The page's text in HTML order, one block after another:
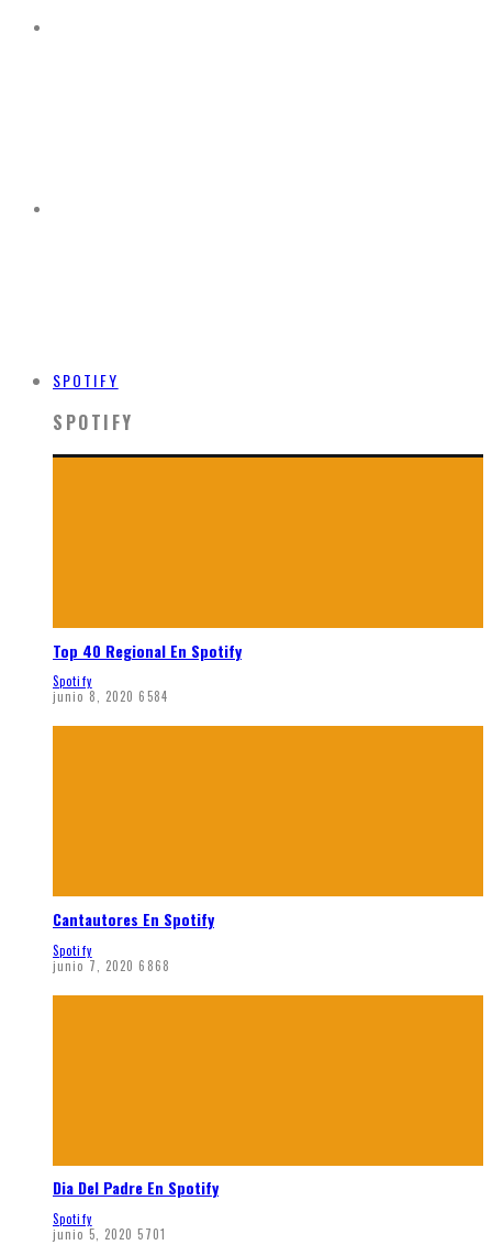
SPOTIFY
SPOTIFY
Top 40 Regional En Spotify
Spotify
junio 8, 2020 6584
Cantautores En Spotify
Spotify
junio 7, 2020 6868
Dia Del Padre En Spotify
Spotify
junio 5, 2020 5701